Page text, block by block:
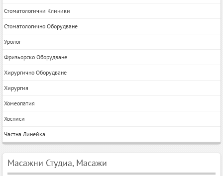
Стоматологични Клиники
Стоматологично Оборудване
Уролог
Фризьорско Оборудване
Хирургично Оборудване
Хирургия
Хомеопатия
Хосписи
Частна Линейка
Масажни Студиа, Масажи